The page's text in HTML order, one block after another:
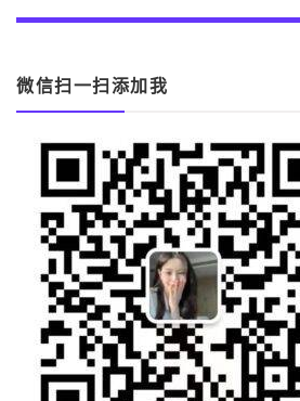
微信扫一扫添加我